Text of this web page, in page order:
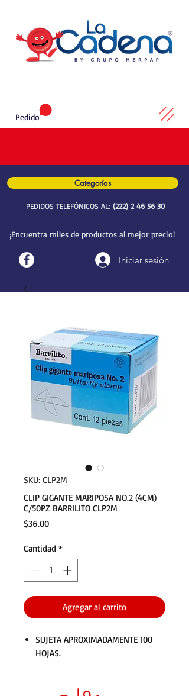
Categorías
PEDIDOS TELEFÓNICOS AL: (222) 2 46 56 30
¡Encuentra miles de productos al mejor precio!
Iniciar sesión
Pedido
SKU: CLP2M
CLIP GIGANTE MARIPOSA NO.2 (4CM)
C/50PZ BARRILITO CLP2M
$36.00Precio
Cantidad *
Agregar al carrito
SUJETA APROXIMADAMENTE 100
HOJAS.